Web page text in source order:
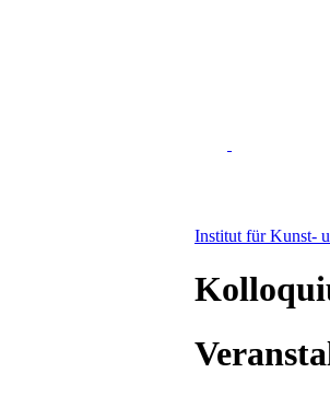
Institut für Kunst-